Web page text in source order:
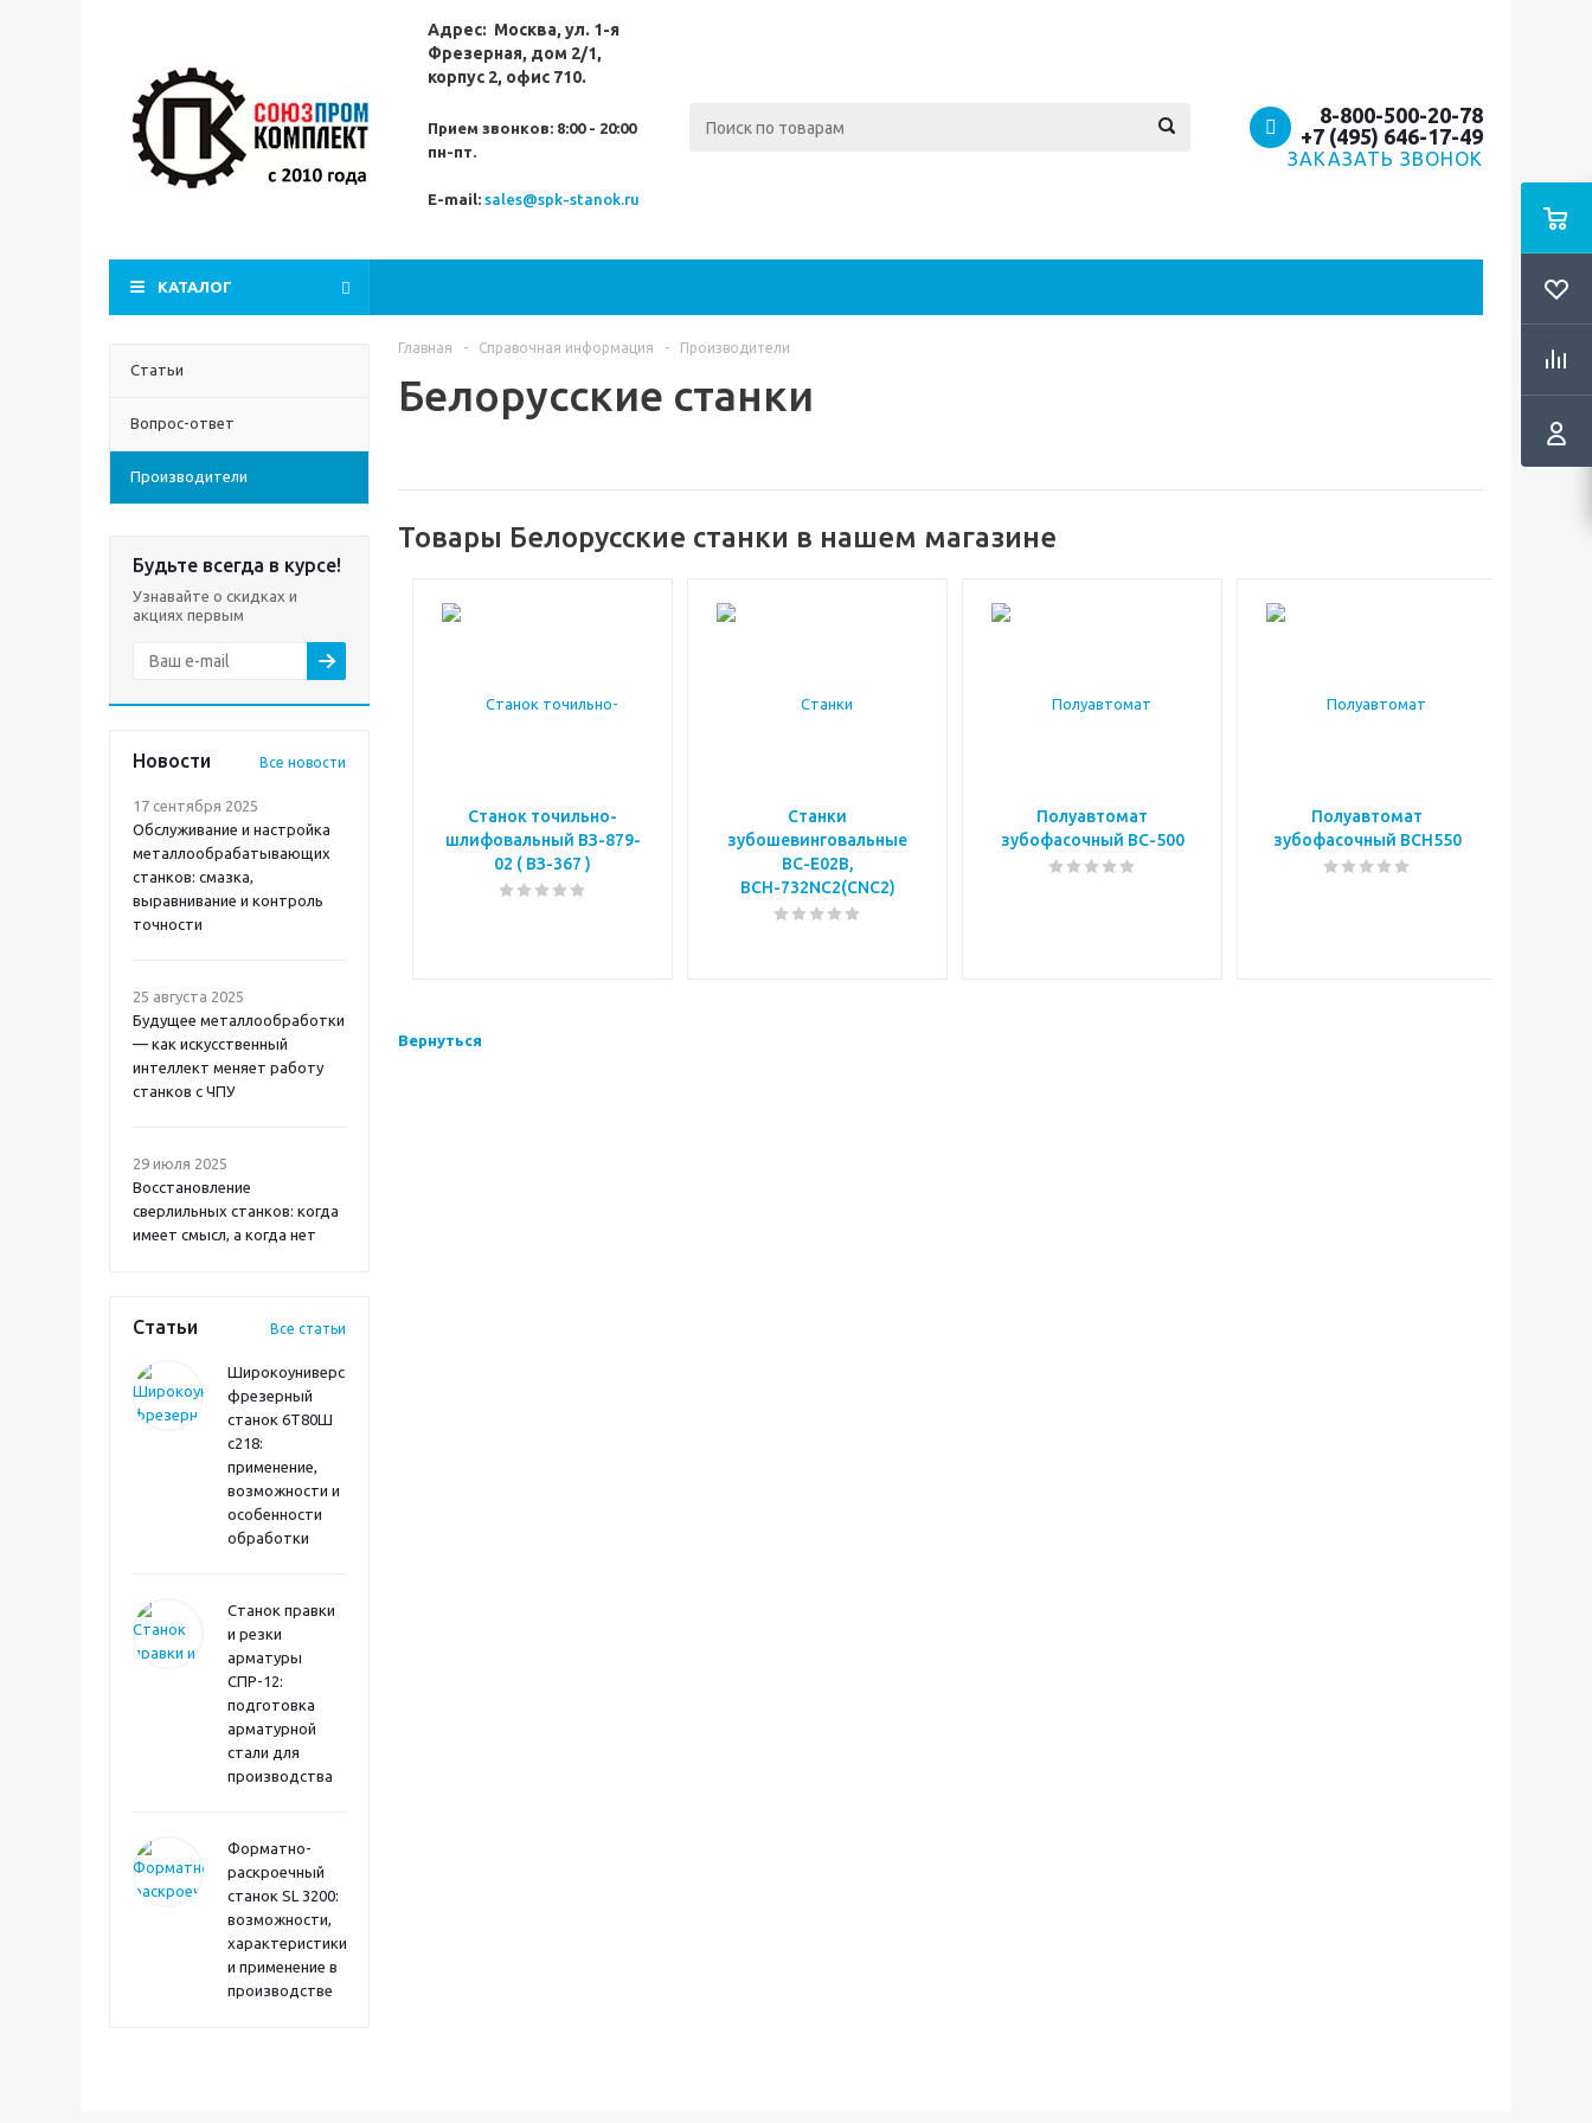
Адрес: Москва, ул. 1-я
Фрезерная, дом 2/1,
корпус 2, офис 710.
Прием звонков: 8:00 - 20:00
пн-пт.
E-mail: sales@spk-stanok.ru
8-800-500-20-78
+7 (495) 646-17-49
ЗАКАЗАТЬ ЗВОНОК
КАТАЛОГ
Статьи
Вопрос-ответ
Производители
Будьте всегда в курсе!
Узнавайте о скидках и
акциях первым
Новости Все новости
17 сентября 2025
Обслуживание и настройка
металлообрабатывающих
станков: смазка,
выравнивание и контроль
точности
25 августа 2025
Будущее металлообработки
— как искусственный
интеллект меняет работу
станков с ЧПУ
29 июля 2025
Восстановление
сверлильных станков: когда
имеет смысл, а когда нет
Статьи Все статьи
Широкоуниверсальный
фрезерный
станок 6Т80Ш
с218:
применение,
возможности и
особенности
обработки
Станок правки
и резки
арматуры
СПР-12:
подготовка
арматурной
стали для
производства
Форматно-
раскроечный
станок SL 3200:
возможности,
характеристики
и применение в
производстве
Главная - Справочная информация - Производители
Белорусские станки
Товары Белорусские станки в нашем магазине
Станок точильно-
шлифовальный ВЗ-879-
02 ( ВЗ-367 )
Станки
зубошевинговальные
ВС-Е02В,
ВСН-732NC2(СNC2)
Полуавтомат
зубофасочный ВС-500
Полуавтомат
зубофасочный ВСН550
Вернуться